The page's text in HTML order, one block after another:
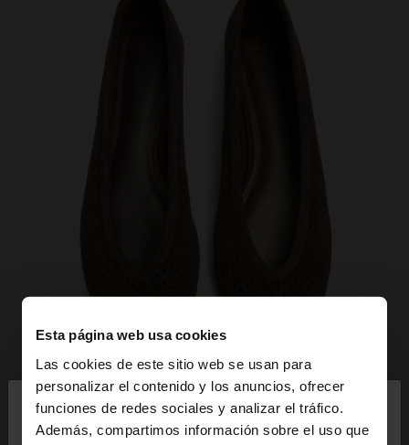
Esta página web usa cookies
Las cookies de este sitio web se usan para
personalizar el contenido y los anuncios, ofrecer
funciones de redes sociales y analizar el tráfico.
Además, compartimos información sobre el uso que
hola